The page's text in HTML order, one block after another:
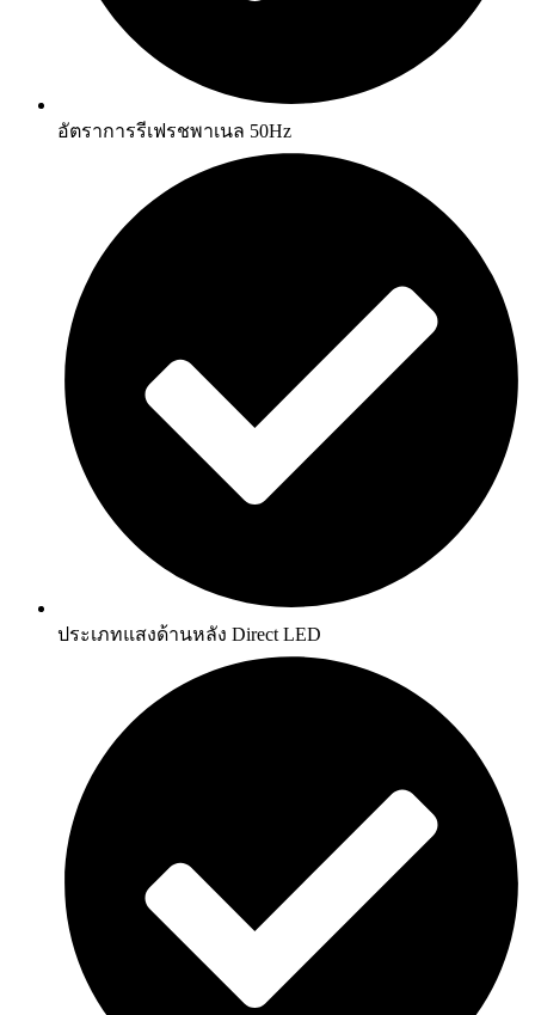
อัตราการรีเฟรชพาเนล 50Hz
ประเภทแสงด้านหลัง Direct LED